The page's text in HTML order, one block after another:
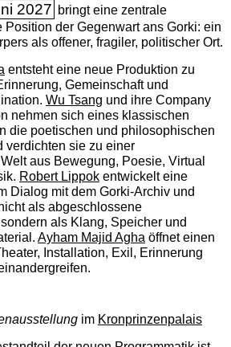
2027 bringt eine zentrale
Position der Gegenwart ans Gorki: ein
als offener, fragiler, politischer Ort.
entsteht eine neue Produktion zu
Gemeinschaft und
Wu Tsang und ihre Company
nehmen sich eines klassischen
die poetischen und philosophischen
verdichten sie zu einer
aus Bewegung, Poesie, Virtual
Robert Lippokentwickelt eine
Dialog mit dem Gorki-Archiv und
als abgeschlossene
als Klang, Speicher und
Ayham Majid Aghaöffnet einen
Installation, Exil, Erinnerung
im Kronprinzenpalais